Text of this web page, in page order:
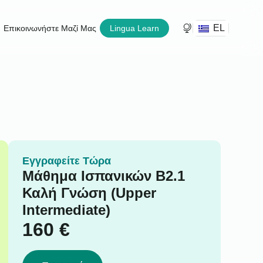
Επικοινωνήστε Μαζί Μας Lingua Learn EL
Εγγραφείτε Τώρα
Μάθημα Ισπανικών B2.1
Καλή Γνώση (Upper
Intermediate)
160 €